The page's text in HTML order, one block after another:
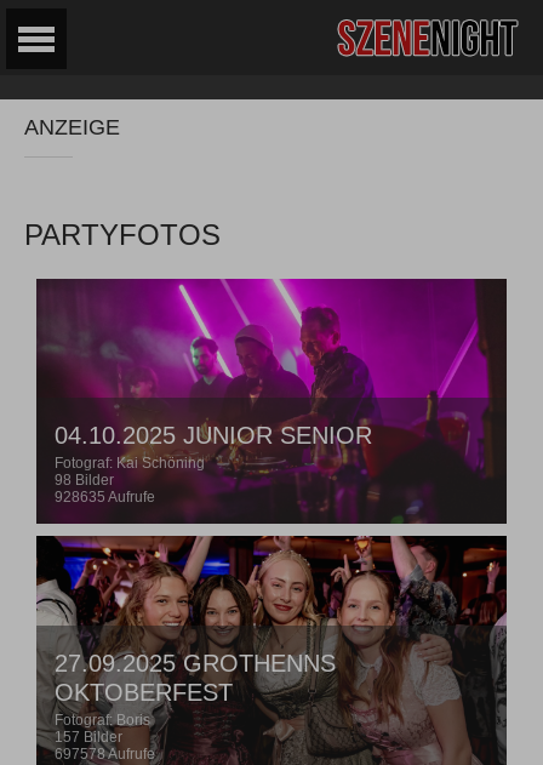
ANZEIGE
PARTYFOTOS
04.10.2025 JUNIOR SENIOR
Fotograf: Kai Schöning
98 Bilder
928635 Aufrufe
27.09.2025 GROTHENNS
OKTOBERFEST
Fotograf: Boris
157 Bilder
697578 Aufrufe